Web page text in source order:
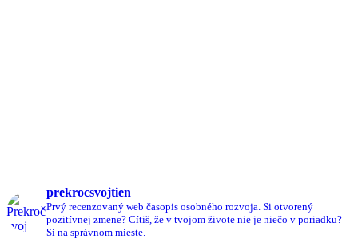
prekrocsvojtien
Prvý recenzovaný web časopis osobného rozvoja. Si otvorený
pozitívnej zmene? Cítiš, že v tvojom živote nie je niečo v poriadku?
Si na správnom mieste.